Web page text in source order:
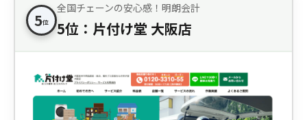
5位
全国チェーンの安心感！明朗会計
5位：片付け堂 大阪店